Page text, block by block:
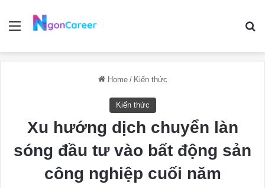
Menu
Home / Kiến thức
Kiến thức
Xu hướng dịch chuyển làn
sóng đầu tư vào bất động sản
công nghiệp cuối năm